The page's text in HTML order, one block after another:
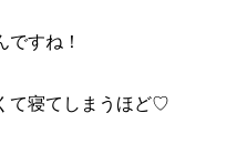
すね！
て寝てしまうほど♡